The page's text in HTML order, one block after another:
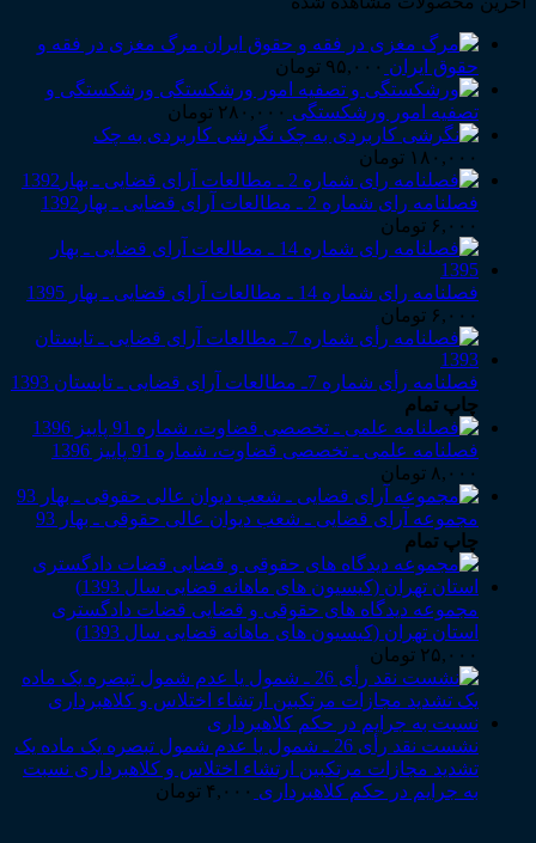
مرگ مغزی در فقه و
حقوق ایران ۹۵,۰۰۰ تومان
ورشکستگی و
تصفیه امور ورشکستگی ۲۸۰,۰۰۰ تومان
نگرشی کاربردی به چک
۱۸۰,۰۰۰ تومان
فصلنامه رای شماره 2 ـ مطالعات آرای قضایی ـ بهار1392
۶,۰۰۰ تومان
فصلنامه رای شماره 14 ـ مطالعات آرای قضایی ـ بهار 1395
۶,۰۰۰ تومان
فصلنامه رأی شماره 7ـ مطالعات آرای قضایی ـ تابستان 1393
چاپ تمام
فصلنامه علمی ـ تخصصی قضاوت، شماره 91 پاییز 1396
۸,۰۰۰ تومان
مجموعه آرای قضایی ـ شعب دیوان عالی حقوقی ـ بهار 93
چاپ تمام
مجموعه دیدگاه های حقوقی و قضایی قضات دادگستری
استان تهران (کیسیون های ماهانه قضایی سال 1393)
۲۵,۰۰۰ تومان
نشست نقد رأی 26 ـ شمول یا عدم شمول تبصره یک ماده یک
تشدید مجازات مرتکبین ارتشاء اختلاس و کلاهبرداری نسبت
به جرایم در حکم کلاهبرداری ۴,۰۰۰ تومان